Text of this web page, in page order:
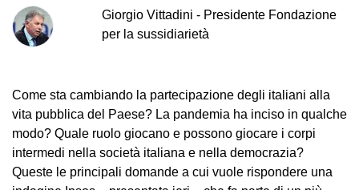
Giorgio Vittadini - Presidente Fondazione
per la sussidiarietà
Come sta cambiando la partecipazione degli italiani alla
vita pubblica del Paese? La pandemia ha inciso in qualche
modo? Quale ruolo giocano e possono giocare i corpi
intermedi nella società italiana e nella democrazia?
Queste le principali domande a cui vuole rispondere una